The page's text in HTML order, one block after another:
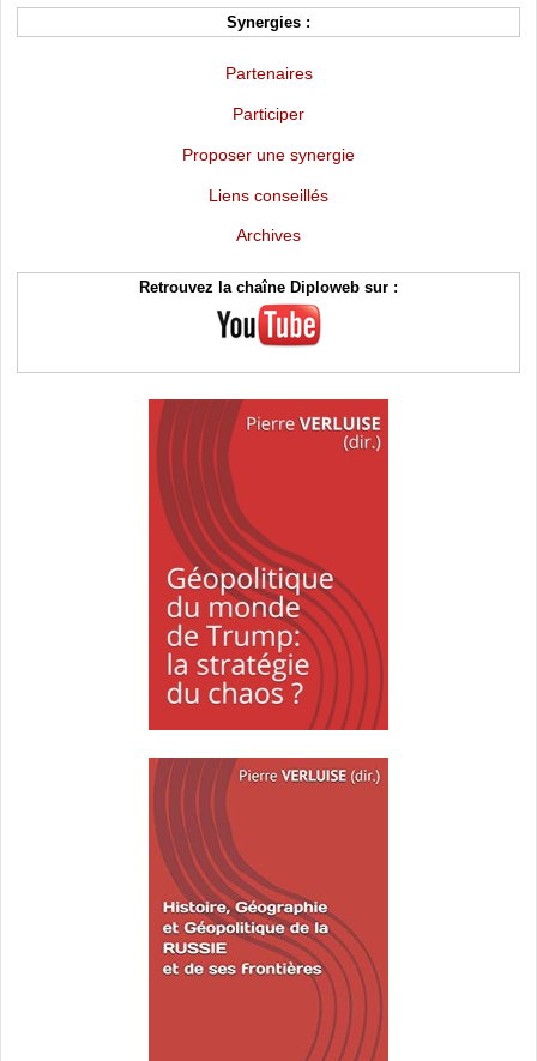
Synergies :
Partenaires
Participer
Proposer une synergie
Liens conseillés
Archives
Retrouvez la chaîne Diploweb sur :